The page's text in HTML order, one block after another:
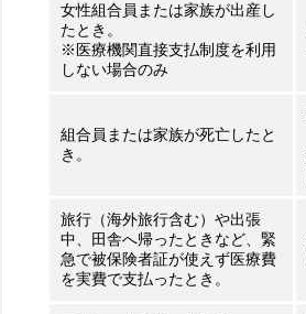
女性組合員または家族が出産し
たとき。
※医療機関直接支払制度を利用
しない場合のみ
組合員または家族が死亡したと
き。
旅行（海外旅行含む）や出張
中、田舎へ帰ったときなど、緊
急で被保険者証が使えず医療費
を実費で支払ったとき。